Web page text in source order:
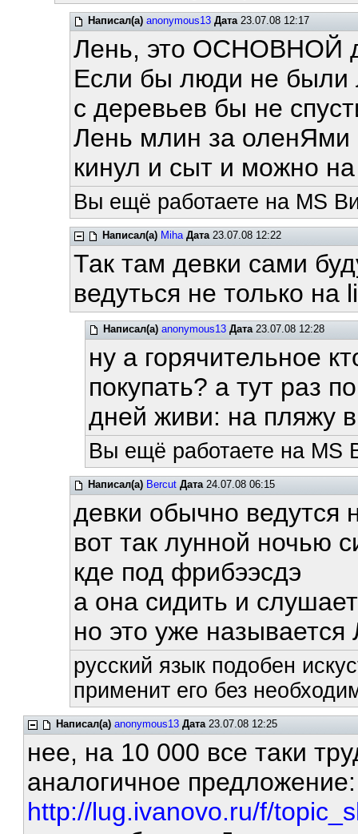
Написал(а) anonymous13 Дата23.07.08 12:17
Лень, это ОСНОВНОЙ
Если бы люди не были
с деревьев бы не
Лень млин за оленЯми
кинул и сыт и можно
Вы ещё работаете на MS
Написал(а) Miha Дата23.07.08 12:22
Так там девки сами
ведуться не только на
Написал(а) anonymous13 Дата23.07.08 12:28
ну а горячительное
покупать? а тут раз
дней живи: на пляжу
Вы ещё работаете на MS
Написал(а) Bercut Дата24.07.08 06:15
девки обычно ведутся
вот так лунной ночью
кде под фрибээсдэ
а она сидить и
но это уже
русский язык подобен
применит его без
Написал(а) anonymous13 Дата23.07.08 12:25
нее, на 10 000 все таки
аналогичное
http://lug.ivanovo.ru/f/